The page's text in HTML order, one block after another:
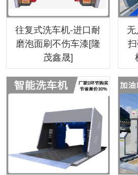
往复式洗车机-进口耐
磨泡面刷不伤车漆[隆
茂鑫晟]